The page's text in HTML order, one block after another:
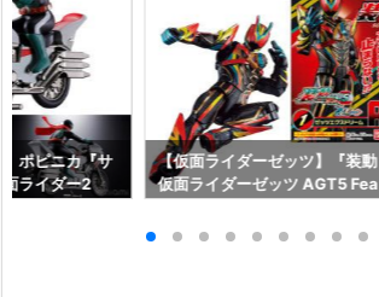
ポピニカ『サ
ライダー2
【仮面ライダーゼッツ】『装動
仮面ライダーゼッツ AGT5 Fea
ド』食玩フィギュア予約【バン